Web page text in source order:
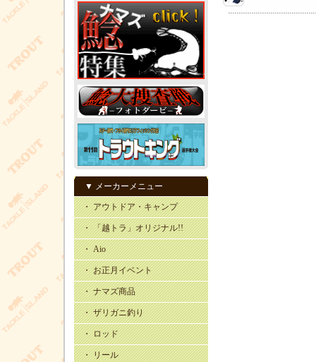
▼ メーカーメニュー
・ アウトドア・キャンプ
・ 「越トラ」オリジナル!!
・ Aio
・ お正月イベント
・ ナマズ商品
・ ザリガニ釣り
・ ロッド
・ リール